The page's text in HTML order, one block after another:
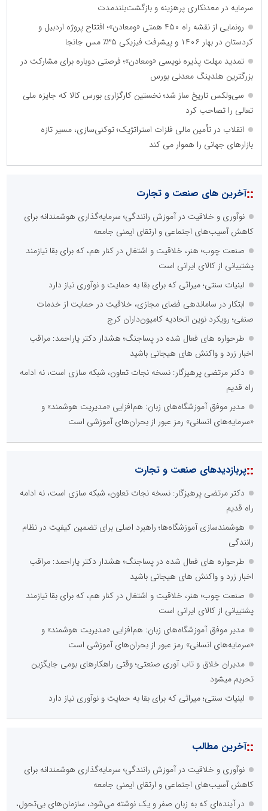
سرمایه در معدنکاری پرهزینه و بازگشت‌بلندمدت
رونمایی از نقشه راه ۴۵۰ همتی «ومعادن»؛ افتتاح پروژه اردبیل و
کردستان در بهار ۱۴۰۶ و پیشرفت فیزیکی ۳۵٪ مس جانجا
تمدید مهلت پذیره نویسی «ومعادن»؛ فرصتی دوباره برای مشارکت در
بزرگترین هلدینگ معدنی بورس
سی‌ولکس تاریخ ساز شد؛ نخستین کارگزاری بورس کالا که جایزه ملی
تعالی را تصاحب کرد
انقلاب در تأمین مالی فلزات استراتژیک؛ توکنی‌سازی، مسیر تازه
بازارهای جهانی را هموار می کند
::آخرین های صنعت و تجارت
نوآوری و خلاقیت در آموزش رانندگی؛ سرمایه‌گذاری هوشمندانه برای
کاهش آسیب‌های اجتماعی و ارتقای ایمنی جامعه
صنعت چوب؛ هنر، خلاقیت و اشتغال در کنار هم، که برای بقا نیازمند
پشتیبانی از کالای ایرانی است
لبنیات سنتی؛ میراثی که برای بقا به حمایت و نوآوری نیاز دارد
ابتکار در ساماندهی فضای مجازی، خلاقیت در حمایت از خدمات
صنفی؛ رویکرد نوین اتحادیه کامیون‌داران کرج
طرحواره های فعال شده در پساجنگ؛ هشدار دکتر یاراحمد: مراقب
اخبار زرد و واکنش های هیجانی باشید
دکتر مرتضی پرهیزگار: نسخه نجات تعاون، شبکه سازی است، نه ادامه
راه قدیم
مدیر موفق آموزشگاه‌های زبان: هم‌افزایی «مدیریت هوشمند» و
«سرمایه‌های انسانی» رمز عبور از بحران‌های آموزشی است
::پربازدیدهای صنعت و تجارت
دکتر مرتضی پرهیزگار: نسخه نجات تعاون، شبکه سازی است، نه ادامه
راه قدیم
هوشمندسازی آموزشگاه‌ها؛ راهبرد اصلی برای تضمین کیفیت در نظام
رانندگی
طرحواره های فعال شده در پساجنگ؛ هشدار دکتر یاراحمد: مراقب
اخبار زرد و واکنش های هیجانی باشید
صنعت چوب؛ هنر، خلاقیت و اشتغال در کنار هم، که برای بقا نیازمند
پشتیبانی از کالای ایرانی است
مدیر موفق آموزشگاه‌های زبان: هم‌افزایی «مدیریت هوشمند» و
«سرمایه‌های انسانی» رمز عبور از بحران‌های آموزشی است
مدیران خلاق و تاب آوری صنعتی؛ وقتی راهکارهای بومی جایگزین
تحریم میشود
لبنیات سنتی؛ میراثی که برای بقا به حمایت و نوآوری نیاز دارد
::آخرین مطالب
نوآوری و خلاقیت در آموزش رانندگی؛ سرمایه‌گذاری هوشمندانه برای
کاهش آسیب‌های اجتماعی و ارتقای ایمنی جامعه
در آینده‌ای که به زبان صفر و یک نوشته می‌شود، سازمان‌های بی‌تحول،